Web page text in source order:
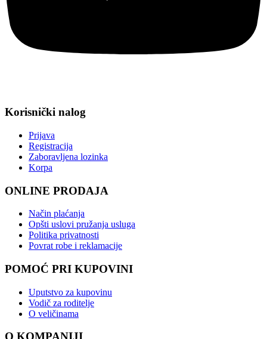
Korisnički nalog
Prijava
Registracija
Zaboravljena lozinka
Korpa
ONLINE PRODAJA
Način plaćanja
Opšti uslovi pružanja usluga
Politika privatnosti
Povrat robe i reklamacije
POMOĆ PRI KUPOVINI
Uputstvo za kupovinu
Vodič za roditelje
O veličinama